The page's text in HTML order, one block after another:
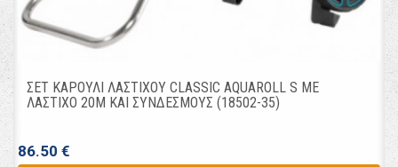
ΣΕΤ ΚΑΡΟΥΛΙ ΛΑΣΤΙΧΟΥ CLASSIC AQUAROLL S ΜΕ
ΛΑΣΤΙΧΟ 20Μ ΚΑΙ ΣΥΝΔΕΣΜΟΥΣ (18502-35)
86.50 €